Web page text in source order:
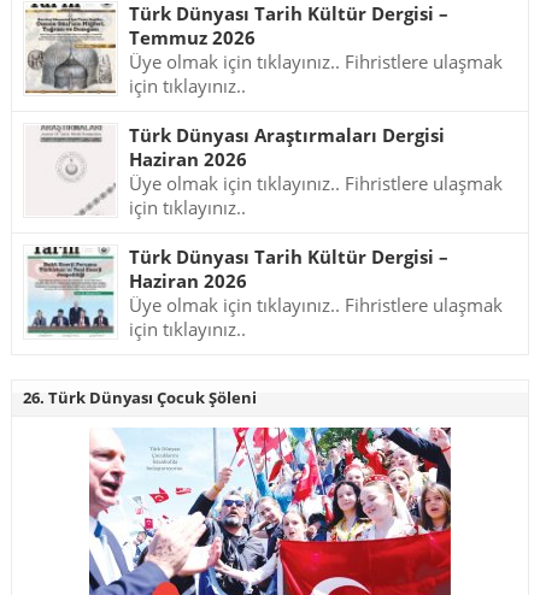
Türk Dünyası Tarih Kültür Dergisi –
Temmuz 2026
Üye olmak için tıklayınız.. Fihristlere ulaşmak
için tıklayınız..
Türk Dünyası Araştırmaları Dergisi
Haziran 2026
Üye olmak için tıklayınız.. Fihristlere ulaşmak
için tıklayınız..
Türk Dünyası Tarih Kültür Dergisi –
Haziran 2026
Üye olmak için tıklayınız.. Fihristlere ulaşmak
için tıklayınız..
26. Türk Dünyası Çocuk Şöleni